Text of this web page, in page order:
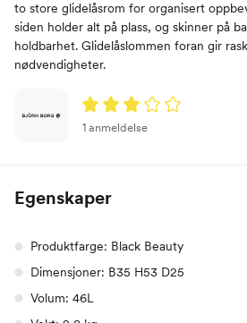
to store glidelåsrom for organisert
siden holder alt på plass, og skinner på
holdbarhet. Glidelåslommen foran gir
nødvendigheter.
1 anmeldelse
Egenskaper
Produktfarge: Black Beauty
Dimensjoner: B35 H53 D25
Volum: 46L